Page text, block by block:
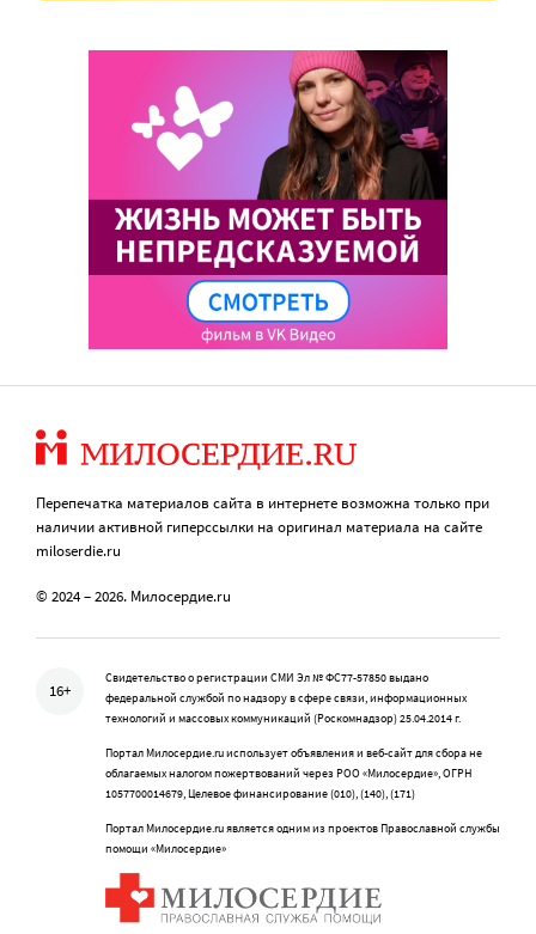
Перепечатка материалов сайта в интернете возможна только при
наличии активной гиперссылки на оригинал материала на сайте
miloserdie.ru
© 2024 – 2026. Милосердие.ru
16+
Свидетельство о регистрации СМИ Эл № ФС77-57850 выдано
федеральной службой по надзору в сфере связи, информационных
технологий и массовых коммуникаций (Роскомнадзор) 25.04.2014 г.
Портал Милосердие.ru использует объявления и веб-сайт для сбора не
облагаемых налогом пожертвований через РОО «Милосердие», ОГРН
1057700014679, Целевое финансирование (010), (140), (171)
Портал Милосердие.ru является одним из проектов Православной службы
помощи «Милосердие»